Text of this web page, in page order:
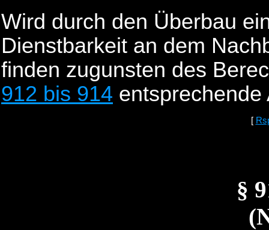
Wird durch den Überbau
Dienstbarkeit an dem
finden zugunsten des
912 bis 914 entsprechende
[
§